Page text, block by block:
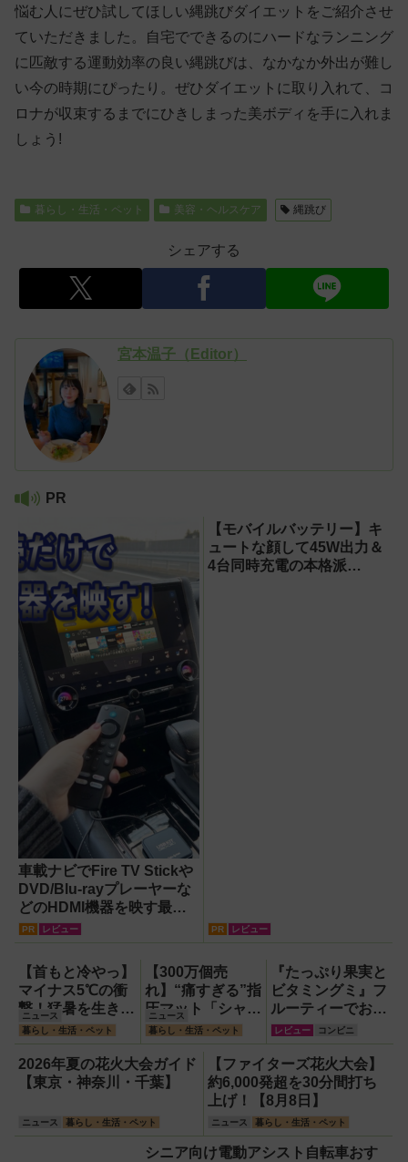
悩む人にぜひ試してほしい縄跳びダイエットをご紹介させ
ていただきました。自宅でできるのにハードなランニング
に匹敵する運動効率の良い縄跳びは、なかなか外出が難し
い今の時期にぴったり。ぜひダイエットに取り入れて、コ
ロナが収束するまでにひきしまった美ボディを手に入れま
しょう!
暮らし・生活・ペット 美容・ヘルスケア 縄跳び
シェアする
宮本温子（Editor）
PR
車載ナビでFire TV Stickや
DVD/Blu-rayプレーヤーな
どのHDMI機器を映す最短
ルート。USB接続だけで
ス化できる新機軸アダプタ
ーを徹底解説【データシス
テム『USBKIT』】
PR レビュー
【モバイルバッテリー】キ
ュートな顔して45W出力＆
4台同時充電の本格派
PR レビュー
【首もと冷やっ】
マイナス5℃の衝
撃！猛暑を生き抜
く携帯氷のう「ゴ
リラの冷棒」
ニュース
暮らし・生活・ペット
【300万個売
れ】“痛すぎる”指
圧マット「シャク
ティマット」の新
色を渋谷で体験で
きるイベント開
催！
ニュース
暮らし・生活・ペット
『たっぷり果実と
ビタミングミ』フ
ルーティーでおい
しいのに1日分の
ビタミンもとれる
って!?【食べてみ
た】
レビュー コンビニ
2026年夏の花火大会ガイド
【東京・神奈川・千葉】
ニュース 暮らし・生活・ペット
【ファイターズ花火大会】
約6,000発超を30分間打ち
上げ！【8月8日】
ニュース 暮らし・生活・ペット
シニア向け電動アシスト自転車おす